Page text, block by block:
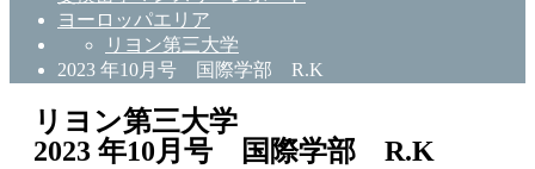
ヨーロッパエリア
リヨン第三大学
2023 年10月号 国際学部 R.K
リヨン第三大学
2023 年10月号 国際学部 R.K